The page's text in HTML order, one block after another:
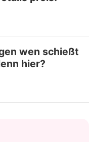
wen schießt
hier?